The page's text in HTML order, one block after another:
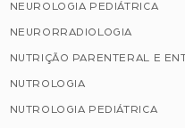
NEUROLOGIA PEDIÁTRICA
NEURORRADIOLOGIA
NUTRIÇÃO PARENTERAL E
NUTROLOGIA
NUTROLOGIA PEDIÁTRICA